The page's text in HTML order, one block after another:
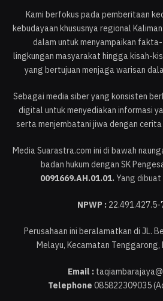
Kami berfokus pada pemberitaan
kebudayaan khususnya regional
dalam untuk menyampaikan
lingkungan masyarakat hingga kisah-
yang bertujuan menjaga warisan
Sebagai media siber yang konsisten
digital untuk menyediakan informasi
serta menjembatani jiwa dengan
Media Suarastra.com ini di bawah
badan hukum dengan SK
0091669.AH.01.01.Yang dibuat
NPWP :
Perusahaan ini beralamatkan di JL.
Melayu, Kecamatan
Email :
Telephone 085822309035